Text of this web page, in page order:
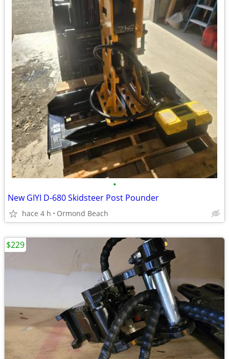
•
New GIYI D-680 Skidsteer Post Pounder
hace 4 h Ormond Beach
$229